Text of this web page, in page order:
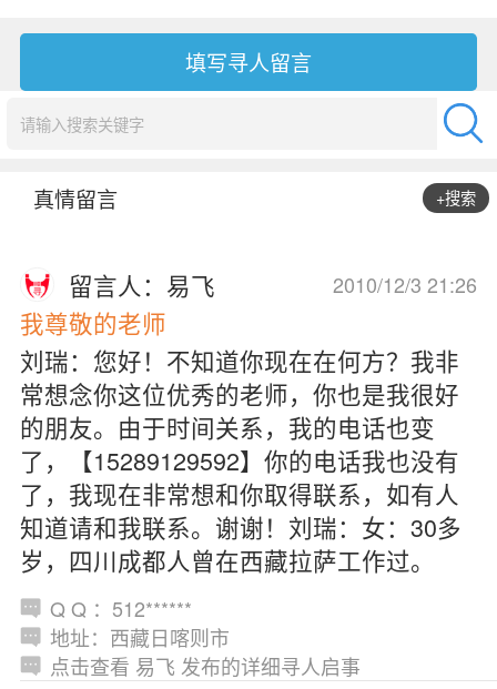
+搜索
真情留言
2010/12/3 21:26
留言人：易飞
我尊敬的老师
刘瑞：您好！不知道你现在在何方？我非
常想念你这位优秀的老师，你也是我很好
的朋友。由于时间关系，我的电话也变
了，【15289129592】你的电话我也没有
了，我现在非常想和你取得联系，如有人
知道请和我联系。谢谢！刘瑞：女：30多
岁，四川成都人曾在西藏拉萨工作过。
Q Q ：512******
地址：西藏日喀则市
点击查看 易飞 发布的详细寻人启事